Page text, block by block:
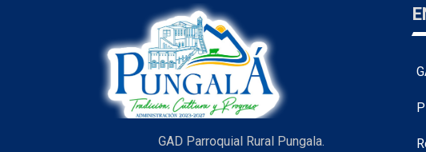
GAD Parroquial Rural Pungala.